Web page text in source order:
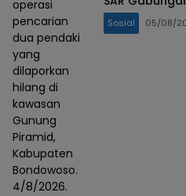
operasi
pencarian
dua pendaki
yang
dilaporkan
hilang di
kawasan
Gunung
Piramid,
Kabupaten
Bondowoso.
4/8/2026.
Sosial 05/08/